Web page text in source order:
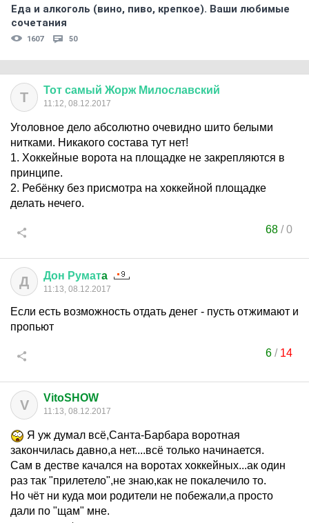
Еда и алкоголь (вино, пиво, крепкое). Ваши любимые
сочетания
1607 50
Т Тот самый Жорж Милославский
11:12, 08.12.2017
Уголовное дело абсолютно очевидно шито белыми
нитками. Никакого состава тут нет!
1. Хоккейные ворота на площадке не закрепляются в
принципе.
2. Ребёнку без присмотра на хоккейной площадке
делать нечего.
68 /0
Д Дон Руматa
11:13, 08.12.2017
Если есть возможность отдать денег - пусть отжимают и
пропьют
6 / 14
V VitoSHOW
11:13, 08.12.2017
Я уж думал всё,Санта-Барбара воротная
закончилась давно,а нет....всё только начинается.
Сам в дестве качался на воротах хоккейных...ак один
раз так "прилетело",не знаю,как не покалечило то.
Но чёт ни куда мои родители не побежали,а просто
дали по "щам" мне.